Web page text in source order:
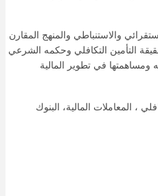
والاستنباطي والمنهج المقارن
التأمين التكافلي وحكمه الشرعي
ومساهمتها في تطوير المالية
، المعاملات المالية، البنوك